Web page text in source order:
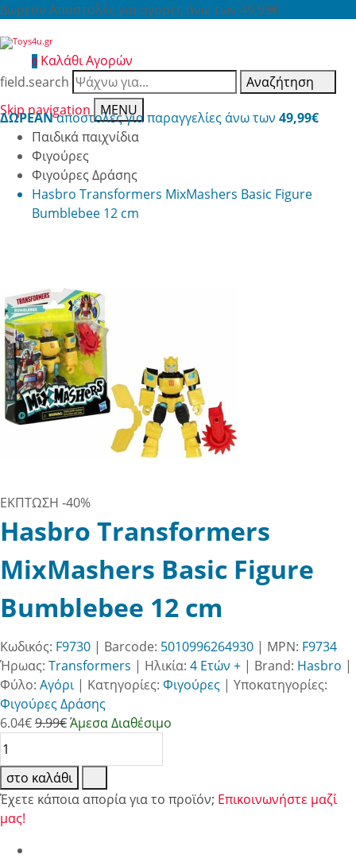
Δωρεάν Αποστολές για αγορές άνω των 49,99€
0 Καλάθι Αγορών
field.search
Αναζήτηση
Skip navigation
MENU
ΔΩΡΕΑΝαποστολές για παραγγελίες άνω των 49,99€
Παιδικά παιχνίδια
Φιγούρες
Φιγούρες Δράσης
Hasbro Transformers MixMashers Basic Figure
Bumblebee 12 cm
ΕΚΠΤΩΣΗ -40%
Hasbro Transformers
MixMashers Basic Figure
Bumblebee 12 cm
Κωδικός: F9730 | Barcode: 5010996264930 | MPN: F9734
Ήρωας: Transformers | Ηλικία: 4 Ετών + | Brand: Hasbro |
Φύλο: Αγόρι| Κατηγορίες: Φιγούρες | Υποκατηγορίες:
Φιγούρες Δράσης
6.04€9.99€Άμεσα Διαθέσιμο
στο καλάθι
Έχετε κάποια απορία για το προϊόν; Επικοινωνήστε μαζί
μας!